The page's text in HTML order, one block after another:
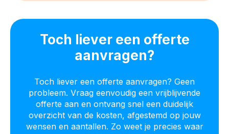
Toch liever een offerte
aanvragen?
Toch liever een offerte aanvragen? Geen
probleem. Vraag eenvoudig een vrijblijvende
offerte aan en ontvang snel een duidelijk
overzicht van de kosten, afgestemd op jouw
wensen en aantallen. Zo weet je precies waar